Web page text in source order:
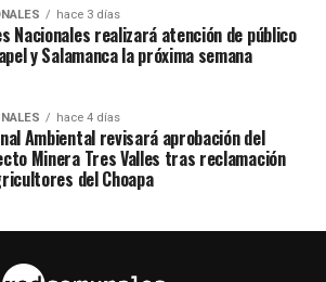
hace 3 días
Nacionales realizará atención de público
y Salamanca la próxima semana
hace 4 días
Ambiental revisará aprobación del
Minera Tres Valles tras reclamación
del Choapa